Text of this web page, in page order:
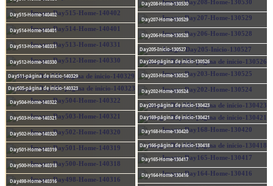
Day515-Home-140402
Day514-Home-140401
Day513-Home-140331
Day512-Home-140330
Day511-página de inicio-140329
Day505-página de inicio-140323
Day504-Home-140322
Day503-Home-140321
Day502-Home-140320
Day501-Home-140319
Day500-Home-140318
Day498-Home-140316
Day208-Home-130530
Day207-Home-130529
Day206-Home-130528
Day205-Inicio-130527
Day204-página de inicio-130526
Day203-Home-130525
Day202-Home-130524
Day201-página de inicio-130423
Day169-página de inicio-130421
Day168-Home-130420
Day166-página de inicio-130418
Day165-Home-130417
Day164-Home-130416